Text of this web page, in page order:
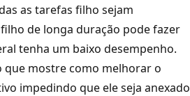
as tarefas filho sejam
de longa duração pode fazer
tenha um baixo desempenho.
que mostre como melhorar o
impedindo que ele seja anexado